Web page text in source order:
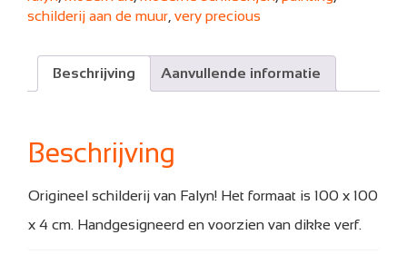
schilderij aan de muur very precious
Beschrijving Aanvullende informatie
Beschrijving
Origineel schilderij van Falyn! Het formaat is 100 x 100
x 4 cm. Handgesigneerd en voorzien van dikke verf.